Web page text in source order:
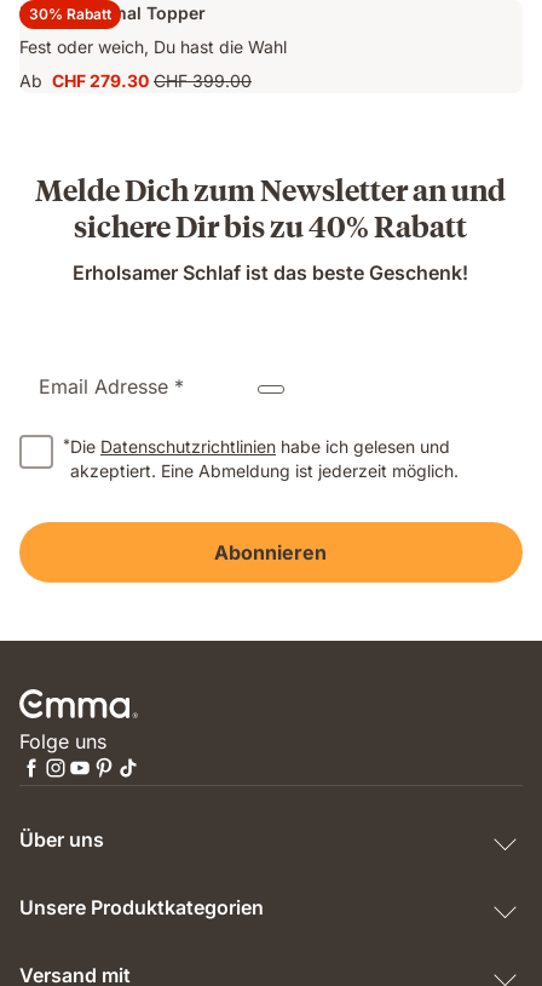
30% Rabatt
Emma Original Topper
Fest oder weich, Du hast die Wahl
Ab Preis
CHF 279.30 Ursprünglicher
CHF 399.00
Melde Dich zum Newsletter an und
sichere Dir bis zu 40% Rabatt
Erholsamer Schlaf ist das beste Geschenk!
Email Adresse *
*Die Datenschutzrichtlinien habe ich gelesen und
akzeptiert. Eine Abmeldung ist jederzeit möglich.
Abonnieren
Folge uns
Über uns
Unsere Produktkategorien
Versand mit